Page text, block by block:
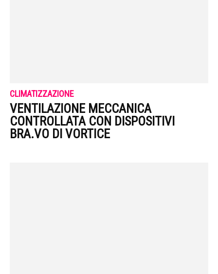
CLIMATIZZAZIONE
VENTILAZIONE MECCANICA
CONTROLLATA CON DISPOSITIVI
BRA.VO DI VORTICE